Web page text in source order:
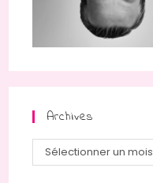
Archives
Archives
Sélectionner un mois